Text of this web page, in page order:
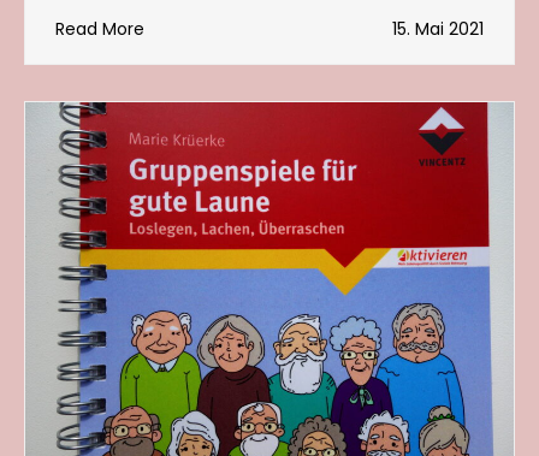
Read More 15. Mai 2021